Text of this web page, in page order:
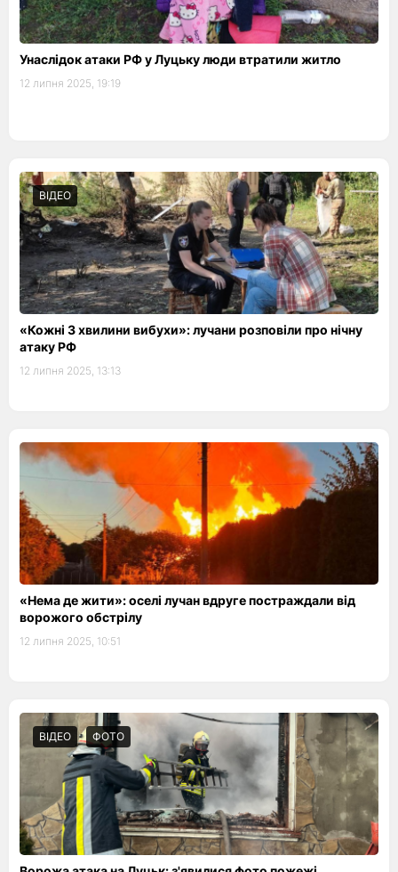
Унаслідок атаки РФ у Луцьку люди втратили житло
12 липня 2025, 19:19
ВІДЕО
«Кожні 3 хвилини вибухи»: лучани розповіли про нічну
атаку РФ
12 липня 2025, 13:13
«Нема де жити»: оселі лучан вдруге постраждали від
ворожого обстрілу
12 липня 2025, 10:51
ВІДЕО ФОТО